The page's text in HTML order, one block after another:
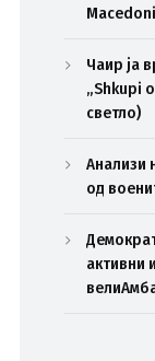
Чаир ја
„Shkupi
светло)
Анализи
од
активни